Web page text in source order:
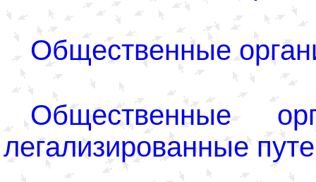
Общественные
Общественные
легализированные